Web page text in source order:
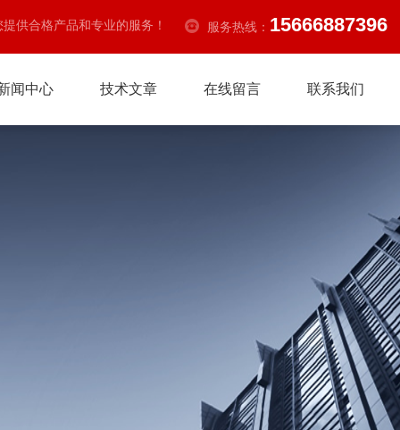
供合格产品和专业的服务！ 服务热线： 15666887396
闻中心 技术文章 在线留言 联系我们